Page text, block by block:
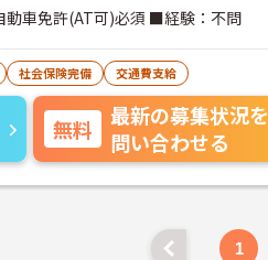
車免許(AT可)必須 ■経験：不問
社会保険完備 交通費支給
無料
最新の募集状況を
問い合わせる
1